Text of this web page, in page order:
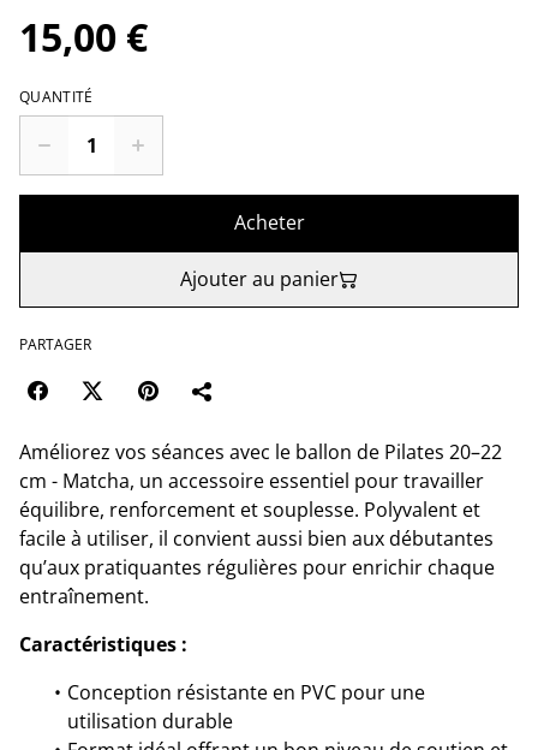
15,00 €
QUANTITÉ
Acheter
Ajouter au panier
PARTAGER
Améliorez vos séances avec le ballon de Pilates 20–22
cm - Matcha, un accessoire essentiel pour travailler
équilibre, renforcement et souplesse. Polyvalent et
facile à utiliser, il convient aussi bien aux débutantes
qu’aux pratiquantes régulières pour enrichir chaque
entraînement.
Caractéristiques :
Conception résistante en PVC pour une
utilisation durable